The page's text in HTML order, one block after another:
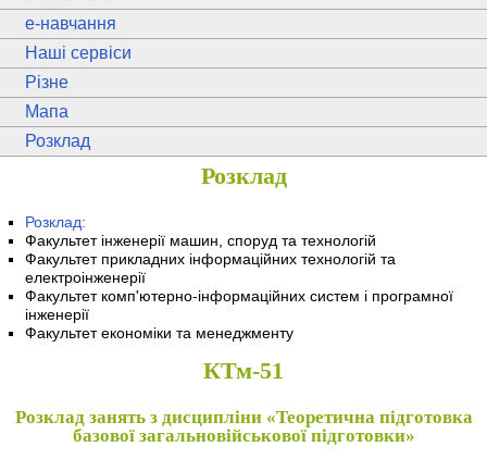
e-навчання
Наші сервіси
Різне
Мапа
Розклад
Розклад
Розклад:
Факультет інженерії машин, споруд та технологій
Факультет прикладних інформаційних технологій та
електроінженерії
Факультет комп'ютерно-інформаційних систем і програмної
інженерії
Факультет економіки та менеджменту
КТм-51
Розклад занять з дисципліни «Теоретична підготовка
базової загальновійськової підготовки»